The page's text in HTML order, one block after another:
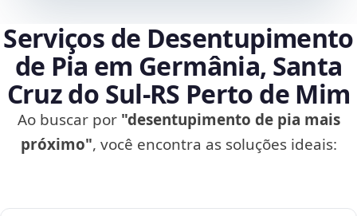
Serviços de Desentupimento
de Pia em Germânia, Santa
Cruz do Sul‑RS Perto de Mim
Ao buscar por "desentupimento de pia mais
próximo", você encontra as soluções ideais: